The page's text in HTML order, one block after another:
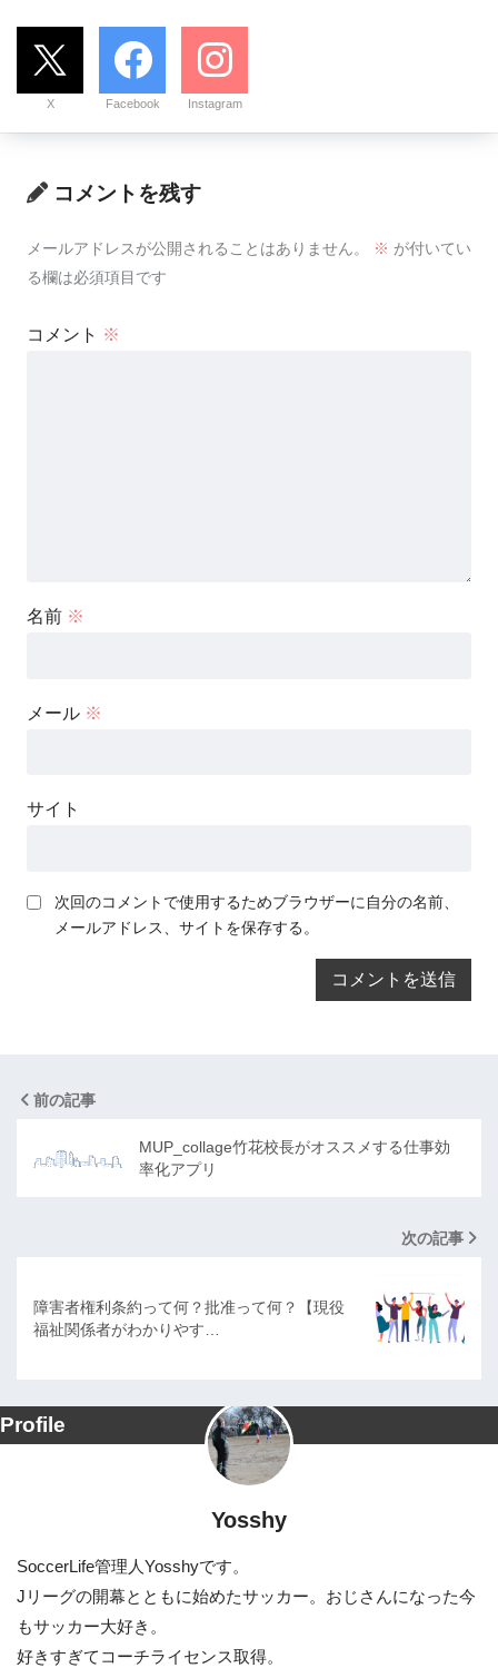
X Facebook Instagram
コメントを残す
メールアドレスが公開されることはありません。 ※ が付いてい
る欄は必須項目です
コメント ※
名前 ※
メール ※
サイト
次回のコメントで使用するためブラウザーに自分の名前、
メールアドレス、サイトを保存する。
前の記事
MUP_collage竹花校長がオススメする仕事効
率化アプリ
次の記事
障害者権利条約って何？批准って何？【現役
福祉関係者がわかりやす…
Profile
Yosshy
SoccerLife管理人Yosshyです。
Jリーグの開幕とともに始めたサッカー。おじさんになった今
もサッカー大好き。
好きすぎてコーチライセンス取得。